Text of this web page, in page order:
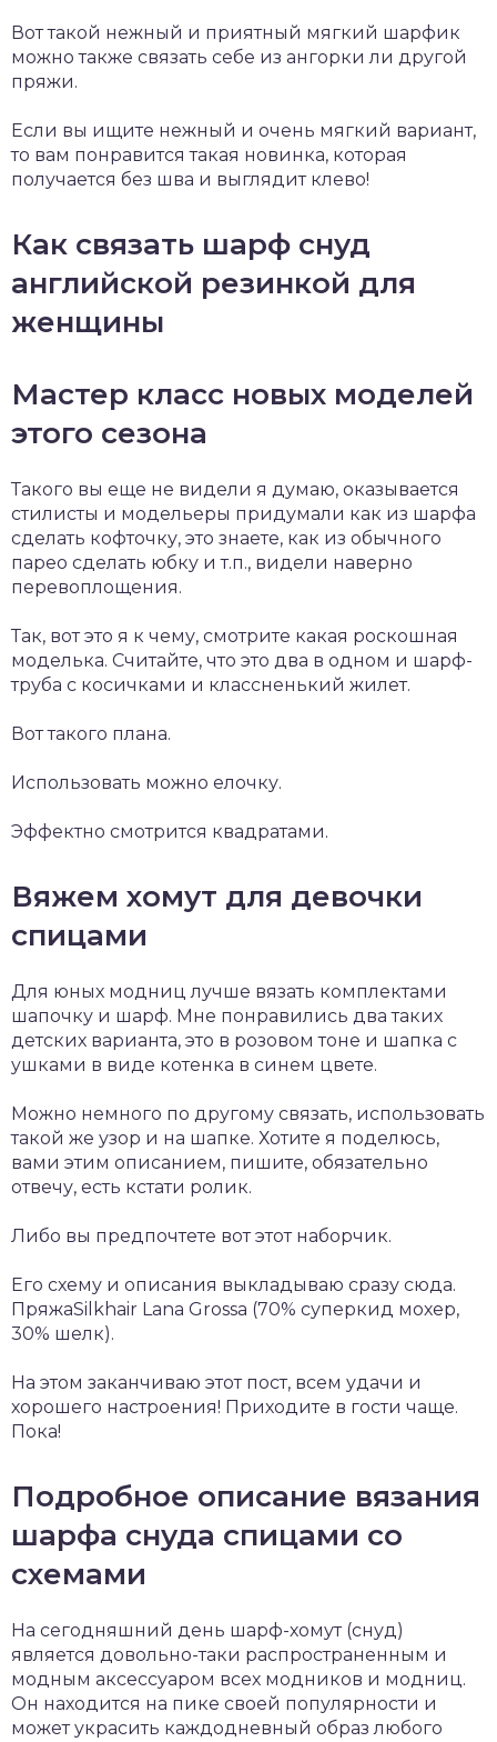
Вот такой нежный и приятный мягкий шарфик
можно также связать себе из ангорки ли другой
пряжи.
Если вы ищите нежный и очень мягкий вариант,
то вам понравится такая новинка, которая
получается без шва и выглядит клево!
Как связать шарф снуд
английской резинкой для
женщины
Мастер класс новых моделей
этого сезона
Такого вы еще не видели я думаю, оказывается
стилисты и модельеры придумали как из шарфа
сделать кофточку, это знаете, как из обычного
парео сделать юбку и т.п., видели наверно
перевоплощения.
Так, вот это я к чему, смотрите какая роскошная
моделька. Считайте, что это два в одном и шарф-
труба с косичками и классненький жилет.
Вот такого плана.
Использовать можно елочку.
Эффектно смотрится квадратами.
Вяжем хомут для девочки
спицами
Для юных модниц лучше вязать комплектами
шапочку и шарф. Мне понравились два таких
детских варианта, это в розовом тоне и шапка с
ушками в виде котенка в синем цвете.
Можно немного по другому связать, использовать
такой же узор и на шапке. Хотите я поделюсь,
вами этим описанием, пишите, обязательно
отвечу, есть кстати ролик.
Либо вы предпочтете вот этот наборчик.
Его схему и описания выкладываю сразу сюда.
ПряжаSilkhair Lana Grossa (70% суперкид мохер,
30% шелк).
На этом заканчиваю этот пост, всем удачи и
хорошего настроения! Приходите в гости чаще.
Пока!
Подробное описание вязания
шарфа снуда спицами со
схемами
На сегодняшний день шарф-хомут (снуд)
является довольно-таки распространенным и
модным аксессуаром всех модников и модниц.
Он находится на пике своей популярности и
может украсить каждодневный образ любого